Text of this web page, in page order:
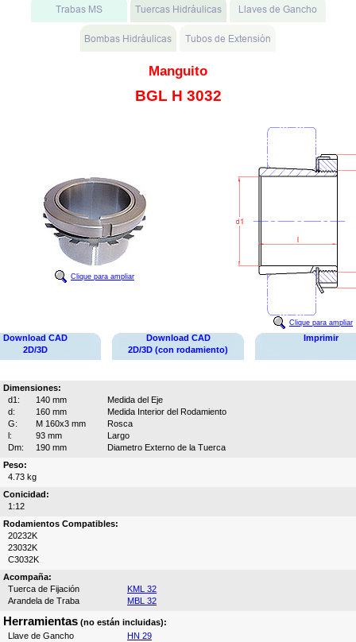
Manguito
BGL H 3032
Clique para ampliar
Clique para ampliar
Download CAD
2D/3D
Download CAD
2D/3D (con rodamiento)
Imprimir
Dimensiones:
d1:
140 mm
Medida del Eje
d:
160 mm
Medida Interior del Rodamiento
G:
M 160x3 mm
Rosca
l:
93 mm
Largo
Dm:
190 mm
Diametro Externo de la Tuerca
Peso:
4.73 kg
Conicidad:
1:12
Rodamientos Compatibles:
20232K
23032K
C3032K
Acompaña:
Tuerca de Fijación
KML 32
Arandela de Traba
MBL 32
Herramientas (no están incluidas):
Llave de Gancho
HN 29